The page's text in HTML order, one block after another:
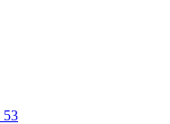
53